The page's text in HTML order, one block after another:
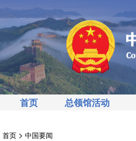
首页 总领馆活动
首页 > 中国要闻